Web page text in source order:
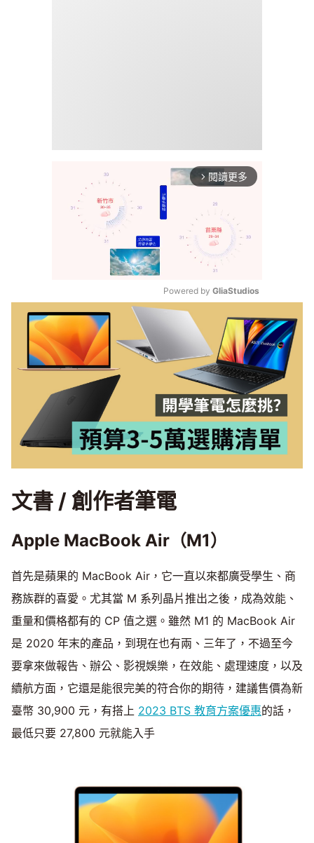
arrow_forward_ios 閱讀更多
Mute
Powered by GliaStudios
文書 / 創作者筆電
Apple MacBook Air（M1）
首先是蘋果的 MacBook Air，它一直以來都廣受學生、商
務族群的喜愛。尤其當 M 系列晶片推出之後，成為效能、
重量和價格都有的 CP 值之選。雖然 M1 的 MacBook Air
是 2020 年末的產品，到現在也有兩、三年了，不過至今
要拿來做報告、辦公、影視娛樂，在效能、處理速度，以及
續航方面，它還是能很完美的符合你的期待，建議售價為新
臺幣 30,900 元，有搭上 2023 BTS 教育方案優惠的話，
最低只要 27,800 元就能入手